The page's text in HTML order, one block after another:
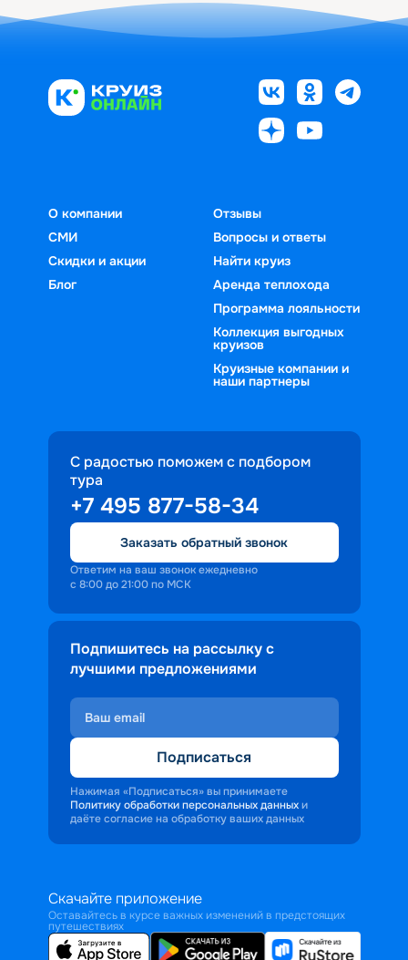
О компании
СМИ
Скидки и акции
Блог
Отзывы
Вопросы и ответы
Найти круиз
Аренда теплохода
Программа лояльности
Коллекция выгодных
круизов
Круизные компании и
наши партнеры
С радостью поможем с подбором
тура
+7 495 877-58-34
Заказать обратный звонок
Ответим на ваш звонок ежедневно
с 8:00 до 21:00 по МСК
Подпишитесь на рассылку с
лучшими предложениями
Подписаться
Нажимая «Подписаться» вы принимаете
Политику обработки персональных данных и
даёте согласие на обработку ваших данных
Скачайте приложение
Оставайтесь в курсе важных изменений в предстоящих
путешествиях